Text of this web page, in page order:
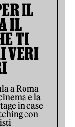
IL
IL
TI
VERI
a Roma
e la
in case
con